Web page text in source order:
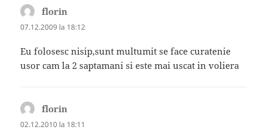
florin
07.12.2009 la 18:12
Eu folosesc nisip,sunt multumit se face curatenie
usor cam la 2 saptamani si este mai uscat in voliera
florin
02.12.2010 la 18:11